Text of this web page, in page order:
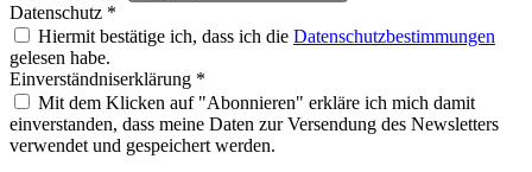
Datenschutz *
Hiermit bestätige ich, dass ich die Datenschutzbestimmungen
gelesen habe.
Einverständniserklärung *
Mit dem Klicken auf "Abonnieren" erkläre ich mich damit
einverstanden, dass meine Daten zur Versendung des Newsletters
verwendet und gespeichert werden.